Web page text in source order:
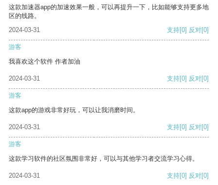
这款加速器app的加速效果一般，可以再提升一下，比如能够支持更多地
区的线路。
2024-03-31
支持[0] 反对[0]
游客
我喜欢这个软件 作者加油
2024-03-31 支持[0] 反对[0]
游客
这款app的游戏非常好玩，可以让我消磨时间。
2024-03-31 支持[0] 反对[0]
游客
这款学习软件的社区氛围非常好，可以与其他学习者交流学习心得。
2024-03-31 支持[0] 反对[0]